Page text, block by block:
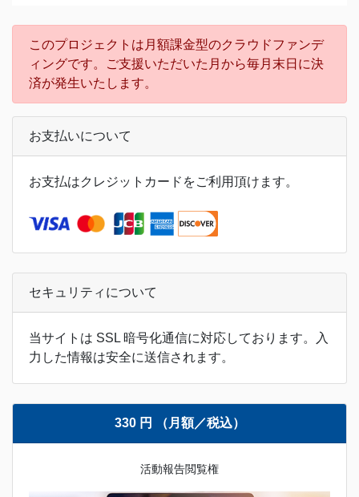
このプロジェクトは月額課金型のクラウドファンデ
ィングです。ご支援いただいた月から毎月末日に決
済が発生いたします。
お支払いについて
お支払はクレジットカードをご利用頂けます。
セキュリティについて
当サイトは SSL 暗号化通信に対応しております。入
力した情報は安全に送信されます。
330 円 （月額／税込）
活動報告閲覧権